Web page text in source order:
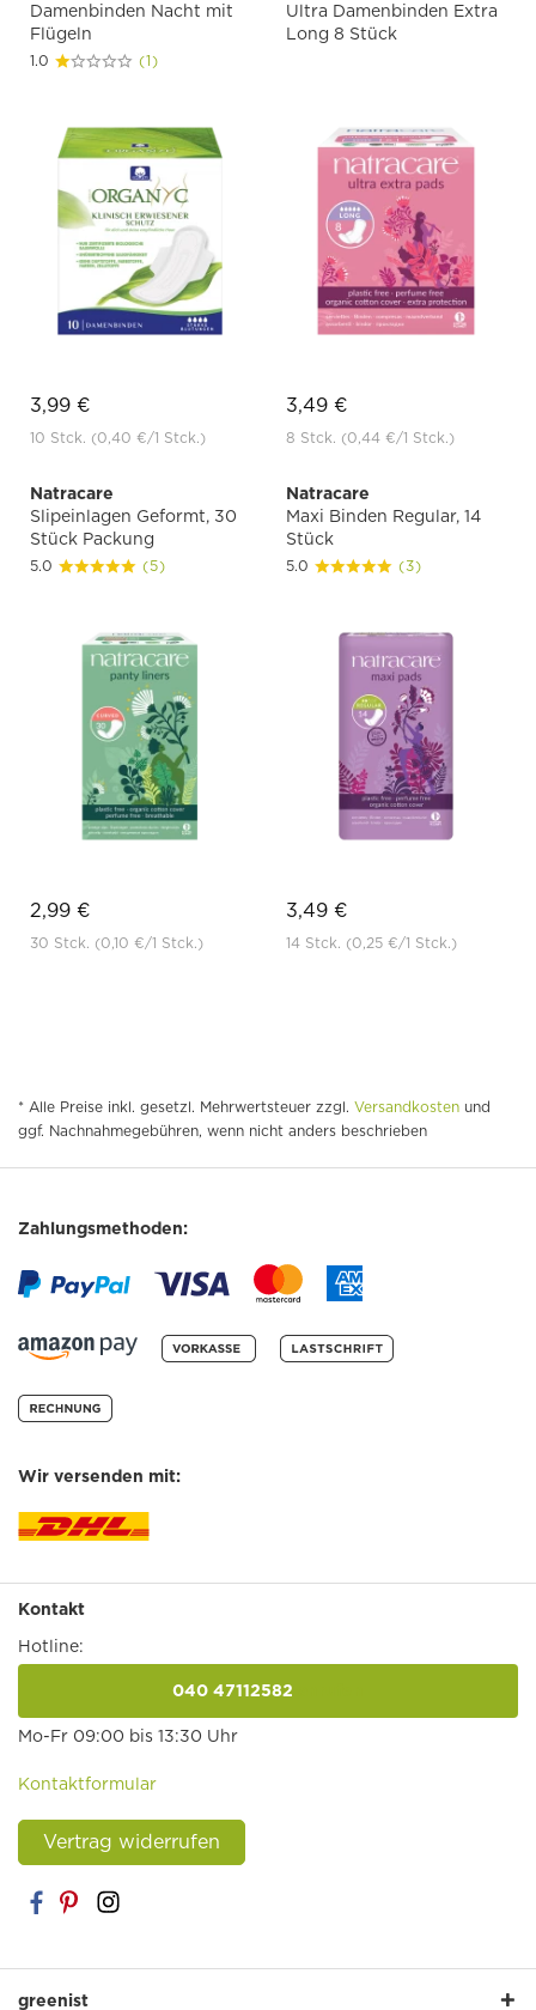
Damenbinden Nacht mit
Flügeln
1.0 (1)
3,99 €
10 Stck. (0,40 €/1 Stck.)
Ultra Damenbinden Extra
Long 8 Stück
3,49 €
8 Stck. (0,44 €/1 Stck.)
Natracare
Slipeinlagen Geformt, 30
Stück Packung
5.0 (5)
2,99 €
30 Stck. (0,10 €/1 Stck.)
Natracare
Maxi Binden Regular, 14
Stück
5.0 (3)
3,49 €
14 Stck. (0,25 €/1 Stck.)
* Alle Preise inkl. gesetzl. Mehrwertsteuer zzgl. Versandkosten und
ggf. Nachnahmegebühren, wenn nicht anders beschrieben
Zahlungsmethoden:
Wir versenden mit:
Kontakt
Hotline:
040 47112582
Mo-Fr 09:00 bis 13:30 Uhr
Kontaktformular
Vertrag widerrufen
greenist